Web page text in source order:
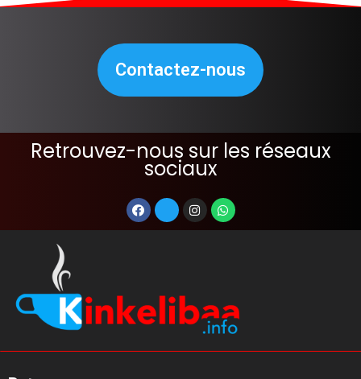
Contactez-nous
Retrouvez-nous sur les réseaux
sociaux